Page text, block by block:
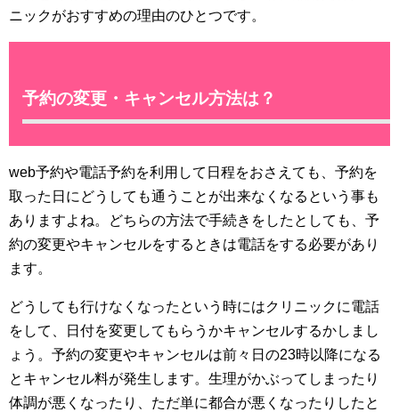
ニックがおすすめの理由のひとつです。
予約の変更・キャンセル方法は？
web予約や電話予約を利用して日程をおさえても、予約を
取った日にどうしても通うことが出来なくなるという事も
ありますよね。どちらの方法で手続きをしたとしても、予
約の変更やキャンセルをするときは電話をする必要があり
ます。
どうしても行けなくなったという時にはクリニックに電話
をして、日付を変更してもらうかキャンセルするかしまし
ょう。予約の変更やキャンセルは前々日の23時以降になる
とキャンセル料が発生します。生理がかぶってしまったり
体調が悪くなったり、ただ単に都合が悪くなったりしたと